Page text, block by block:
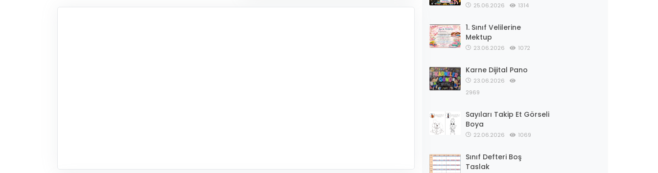
25.06.2026 1314
1. Sınıf Velilerine
Mektup
23.06.2026 1072
Karne Dijital Pano
23.06.2026
2969
Sayıları Takip Et Görseli
Boya
22.06.2026 1069
Sınıf Defteri Boş
Taslak